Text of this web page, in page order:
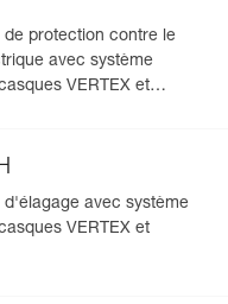
de sa date de
protection contre le
avec système
VERTEX et
avec système
VERTEX et